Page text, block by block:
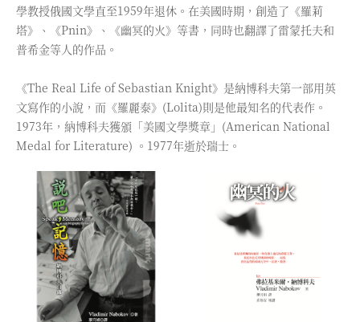
學教授俄國文學直至1959年退休。在美國時期，創造了《羅莉
塔》、《Pnin》、《幽冥的火》等書，同時也翻譯了雷蒙托夫和
普希金等人的作品。
《The Real Life of Sebastian Knight》是納博科夫第一部用英
文寫作的小說，而《羅麗泰》(Lolita)則是他最知名的代表作。
1973年，納博科夫獲頒「美國文學獎章」(American National
Medal for Literature) 。1977年逝於瑞士。